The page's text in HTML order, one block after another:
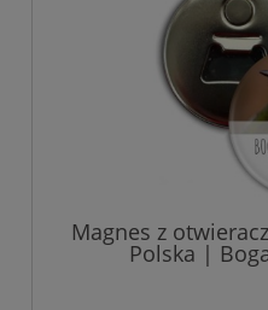
Magnes z
Polska |